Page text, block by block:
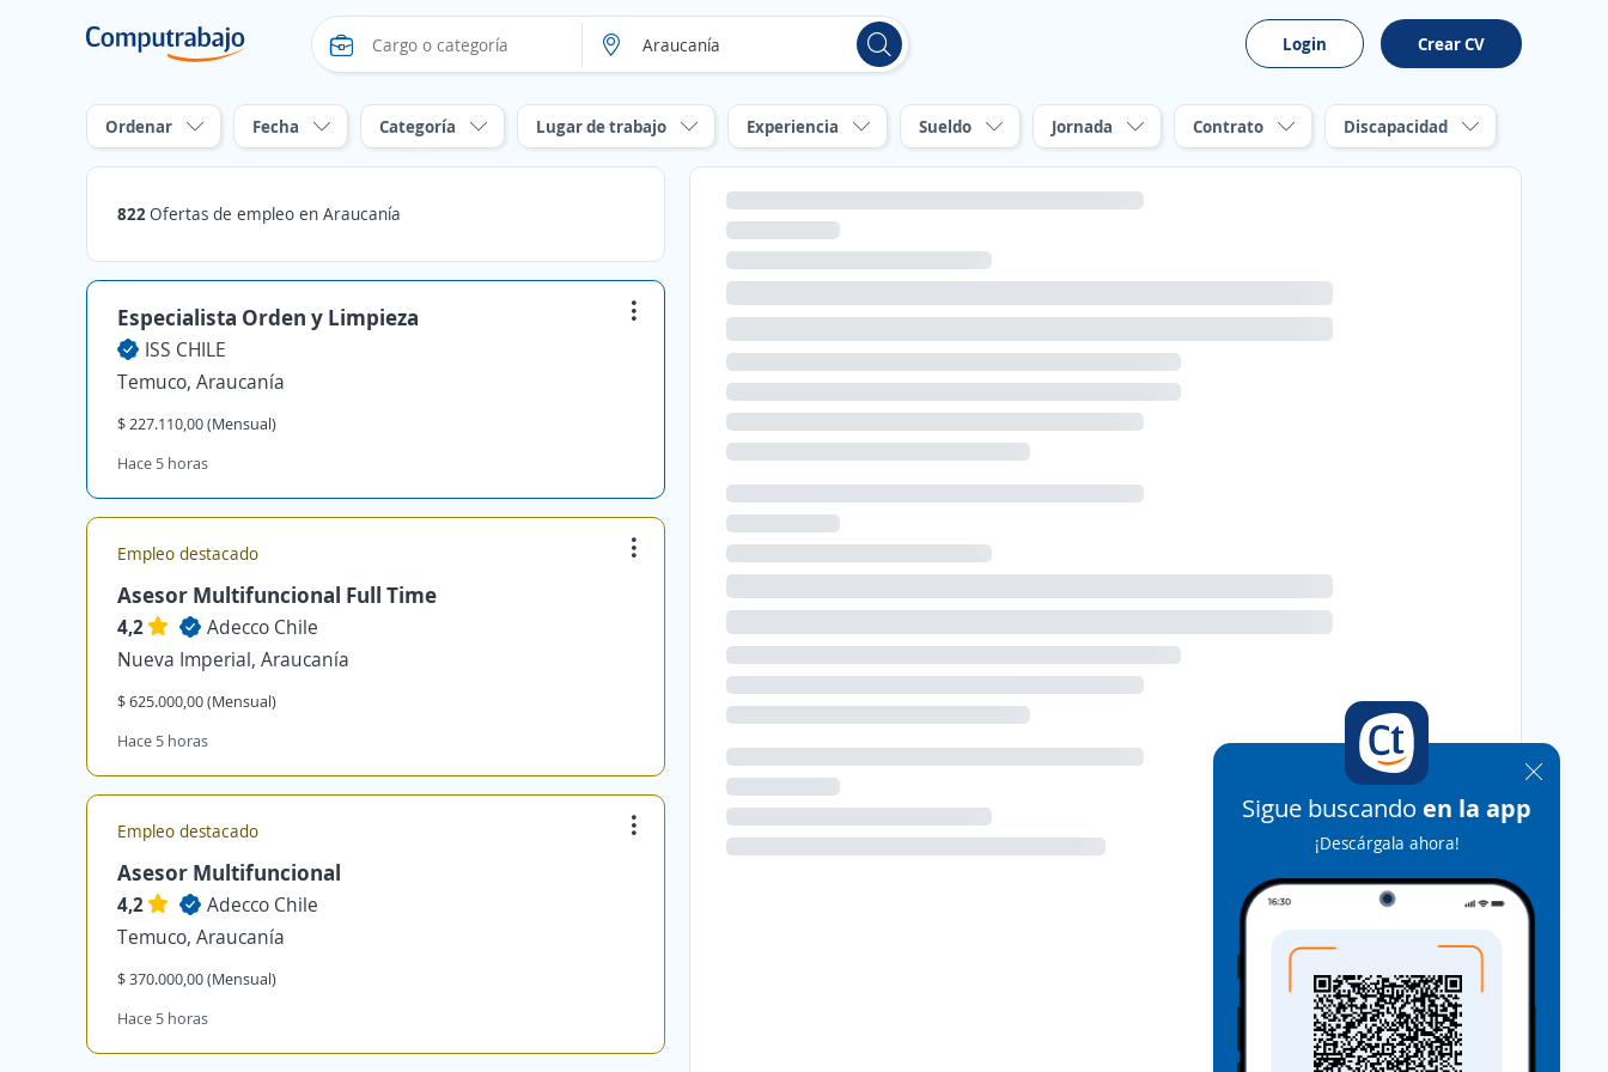
Login Crear CV
Ordenar Fecha Categoría Lugar de trabajo Experiencia Sueldo Jornada Contrato Discapacidad
822Ofertas de empleo en Araucanía
Especialista Orden y Limpieza
ISS CHILE
Temuco, Araucanía
$ 227.110,00 (Mensual)
Hace 5 horas
Empleo destacado
Asesor Multifuncional Full Time
4,2
Adecco Chile
Nueva Imperial, Araucanía
$ 625.000,00 (Mensual)
Hace 5 horas
Empleo destacado
Asesor Multifuncional
4,2
Adecco Chile
Temuco, Araucanía
$ 370.000,00 (Mensual)
Hace 5 horas
Sigue buscando en la app
¡Descárgala ahora!